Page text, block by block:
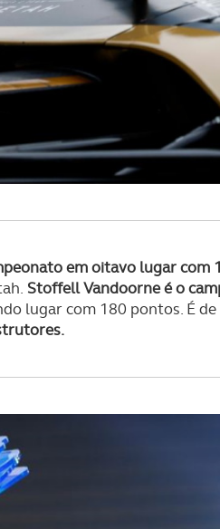
de cookies do site.
em oitavo lugar com
Stoffell Vandoorne é o
lugar com 180 pontos. É